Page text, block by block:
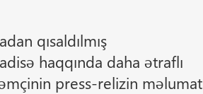
qısaldılmış
haqqında daha ətraflı
press-relizin məlumat